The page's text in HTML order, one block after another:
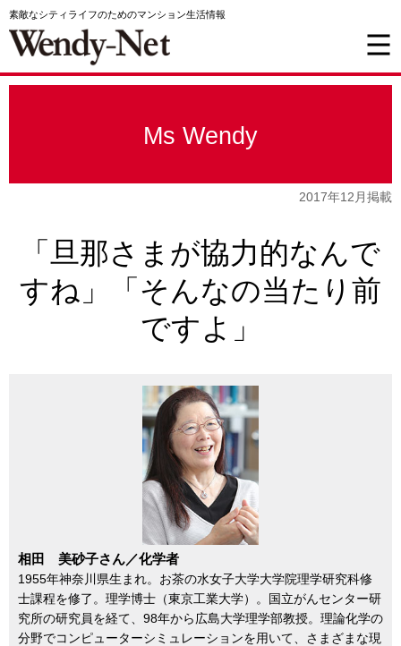
素敵なシティライフのためのマンション生活情報
Ms Wendy
2017年12月掲載
「旦那さまが協力的なんで
すね」「そんなの当たり前
ですよ」
相田 美砂子さん／化学者
1955年神奈川県生まれ。お茶の水女子大学大学院理学研究科修
士課程を修了。理学博士（東京工業大学）。国立がんセンター研
究所の研究員を経て、98年から広島大学理学部教授。理論化学の
分野でコンピューターシミュレーションを用いて、さまざまな現